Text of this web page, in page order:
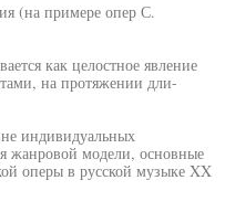
(на примере опер С.
как целостное явление
на протяжении дли-
индивидуальных
жанровой модели, основные
оперы в русской музыке XX